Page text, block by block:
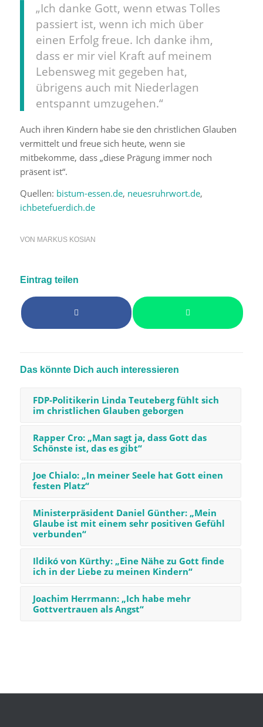
„Ich danke Gott, wenn etwas Tolles
passiert ist, wenn ich mich über
einen Erfolg freue. Ich danke ihm,
dass er mir viel Kraft auf meinem
Lebensweg mit gegeben hat,
übrigens auch mit Niederlagen
entspannt umzugehen.“
Auch ihren Kindern habe sie den christlichen Glauben
vermittelt und freue sich heute, wenn sie
mitbekomme, dass „diese Prägung immer noch
präsent ist“.
Quellen: bistum-essen.de, neuesruhrwort.de,
ichbetefuerdich.de
VON MARKUS KOSIAN
Eintrag teilen
Das könnte Dich auch interessieren
FDP-Politikerin Linda Teuteberg fühlt sich
im christlichen Glauben geborgen
Rapper Cro: „Man sagt ja, dass Gott das
Schönste ist, das es gibt“
Joe Chialo: „In meiner Seele hat Gott einen
festen Platz“
Ministerpräsident Daniel Günther: „Mein
Glaube ist mit einem sehr positiven Gefühl
ver­bunden“
Ildikó von Kürthy: „Eine Nähe zu Gott finde
ich in der Liebe zu meinen Kindern“
Joachim Herrmann: „Ich habe mehr
Gottvertrauen als Angst“